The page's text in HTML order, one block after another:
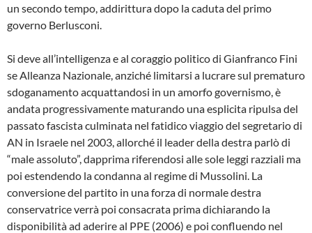
un secondo tempo, addirittura dopo la caduta del primo
governo Berlusconi.
Si deve all’intelligenza e al coraggio politico di Gianfranco Fini
se Alleanza Nazionale, anziché limitarsi a lucrare sul prematuro
sdoganamento acquattandosi in un amorfo governismo, è
andata progressivamente maturando una esplicita ripulsa del
passato fascista culminata nel fatidico viaggio del segretario di
AN in Israele nel 2003, allorché il leader della destra parlò di
“male assoluto”, dapprima riferendosi alle sole leggi razziali ma
poi estendendo la condanna al regime di Mussolini. La
conversione del partito in una forza di normale destra
conservatrice verrà poi consacrata prima dichiarando la
disponibilità ad aderire al PPE (2006) e poi confluendo nel